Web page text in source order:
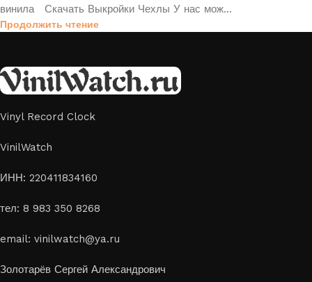
винила Скачать Выкройки Чехлы У нас мож...
Продолжить чтение
Vinyl Record Clock
VinilWatch
ИНН: 220411834160
тел: 8 983 350 8268
email: vinilwatch@ya.ru
Золотарёв Сергей Александрович